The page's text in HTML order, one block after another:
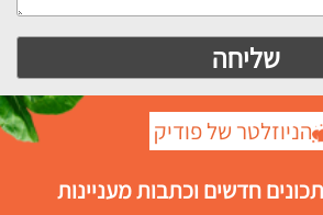
הניוזלטר של פודיק
חדשים וכתבות מעניינות